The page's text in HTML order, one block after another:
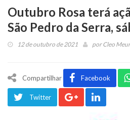
Outubro Rosa terá
São Pedro da Serra,
12 de outubro de 2021 porCleo
Compartilhar Facebook
Twitter